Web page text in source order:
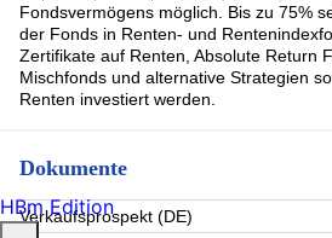
Fondsvermögens möglich. Bis zu 75%
der Fonds in Renten- und
Zertifikate auf Renten, Absolute Return
Mischfonds und alternative Strategien
Renten investiert werden.
Dokumente
Verkaufsprospekt (DE)
HBm Edition